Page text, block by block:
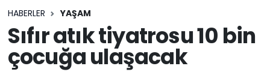
HABERLER YAŞAM
Sıfır atık tiyatrosu 10 bin
çocuğa ulaşacak
Son Dakika Haberleri
Haber Arşivi